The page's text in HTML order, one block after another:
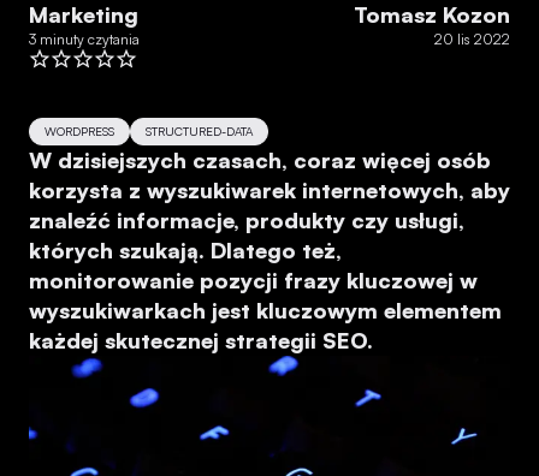
Marketing
3 minuty czytania
Tomasz Kozon
20 lis 2022
WORDPRESS STRUCTURED-DATA
W dzisiejszych czasach, coraz więcej osób
korzysta z wyszukiwarek internetowych, aby
znaleźć informacje, produkty czy usługi,
których szukają. Dlatego też,
monitorowanie pozycji frazy kluczowej w
wyszukiwarkach jest kluczowym elementem
każdej skutecznej strategii SEO.